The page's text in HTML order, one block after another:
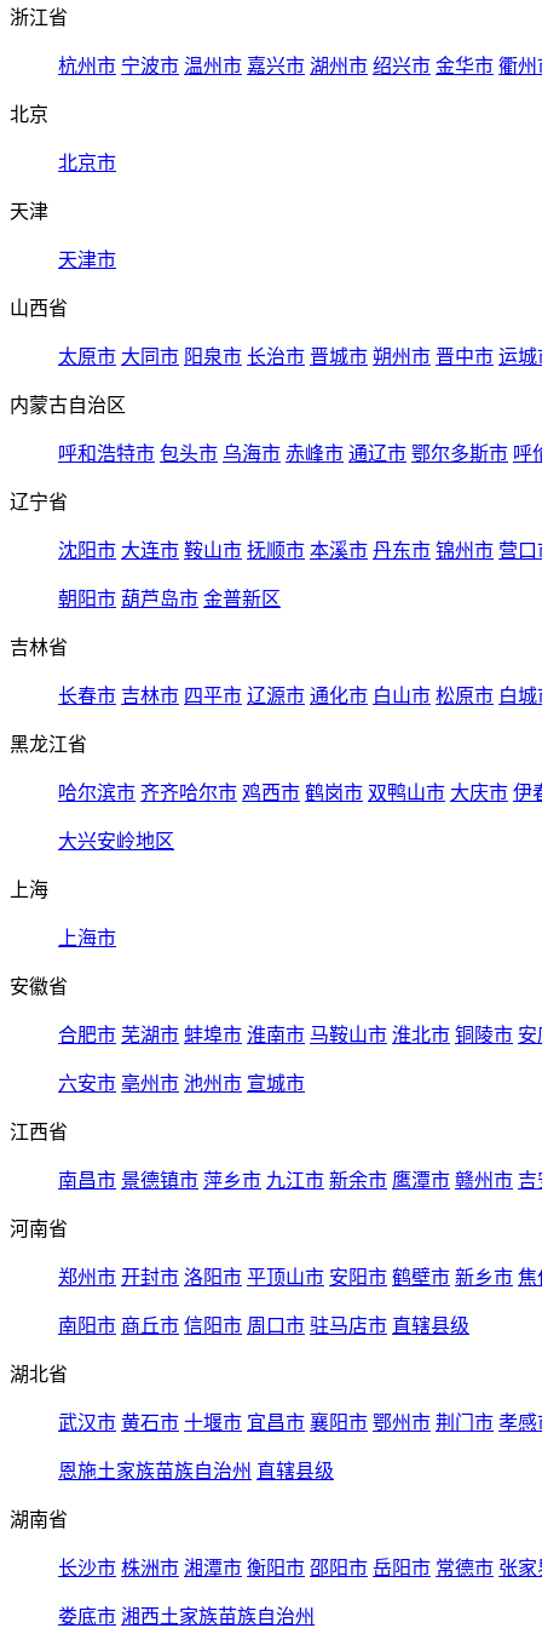
浙江省
杭州市 宁波市 温州市 嘉兴市 湖州市 绍兴市 金华市 衢州
北京
北京市
天津
天津市
山西省
太原市 大同市 阳泉市 长治市 晋城市 朔州市 晋中市 运城
内蒙古自治区
呼和浩特市 包头市 乌海市 赤峰市 通辽市 鄂尔多斯市 呼
辽宁省
沈阳市 大连市 鞍山市 抚顺市 本溪市 丹东市 锦州市 营口
朝阳市 葫芦岛市 金普新区
吉林省
长春市 吉林市 四平市 辽源市 通化市 白山市 松原市 白城
黑龙江省
哈尔滨市 齐齐哈尔市 鸡西市 鹤岗市 双鸭山市 大庆市 伊
大兴安岭地区
上海
上海市
安徽省
合肥市 芜湖市 蚌埠市 淮南市 马鞍山市 淮北市 铜陵市 安
六安市 亳州市 池州市 宣城市
江西省
南昌市 景德镇市 萍乡市 九江市 新余市 鹰潭市 赣州市 吉
河南省
郑州市 开封市 洛阳市 平顶山市 安阳市 鹤壁市 新乡市 焦
南阳市 商丘市 信阳市 周口市 驻马店市 直辖县级
湖北省
武汉市 黄石市 十堰市 宜昌市 襄阳市 鄂州市 荆门市 孝感
恩施土家族苗族自治州 直辖县级
湖南省
长沙市 株洲市 湘潭市 衡阳市 邵阳市 岳阳市 常德市 张家
娄底市 湘西土家族苗族自治州